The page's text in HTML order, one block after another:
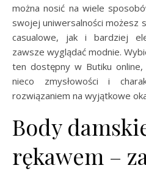
można nosić na wiele
swojej uniwersalności możesz
casualowe, jak i bardziej
zawsze wyglądać modnie.
ten dostępny w Butiku
nieco zmysłowości i
rozwiązaniem na wyjątkowe
Body
rękawem –